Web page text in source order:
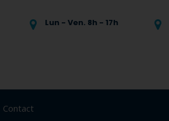
Lun - Ven. 8h - 17h
Contact